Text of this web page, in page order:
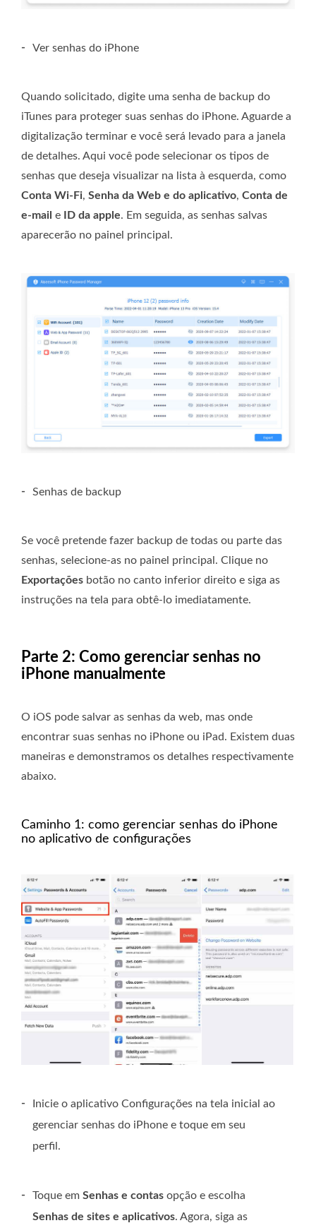
- Ver senhas do iPhone
Quando solicitado, digite uma senha de backup do
iTunes para proteger suas senhas do iPhone. Aguarde a
digitalização terminar e você será levado para a janela
de detalhes. Aqui você pode selecionar os tipos de
senhas que deseja visualizar na lista à esquerda, como
Conta Wi-Fi, Senha da Web e do aplicativo, Conta de
e-mail e ID da apple. Em seguida, as senhas salvas
aparecerão no painel principal.
- Senhas de backup
Se você pretende fazer backup de todas ou parte das
senhas, selecione-as no painel principal. Clique no
Exportações botão no canto inferior direito e siga as
instruções na tela para obtê-lo imediatamente.
Parte 2: Como gerenciar senhas no
iPhone manualmente
O iOS pode salvar as senhas da web, mas onde
encontrar suas senhas no iPhone ou iPad. Existem duas
maneiras e demonstramos os detalhes respectivamente
abaixo.
Caminho 1: como gerenciar senhas do iPhone
no aplicativo de configurações
-
Inicie o aplicativo Configurações na tela inicial ao
gerenciar senhas do iPhone e toque em seu
perfil.
- Toque em Senhas e contas opção e escolha
Senhas de sites e aplicativos. Agora, siga as